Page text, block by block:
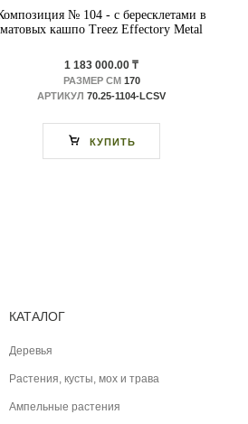
№ 104 - с бересклетами в
матовых кашпо Treez Effectory Metal
1 183 000.00 ₸
РАЗМЕР СМ170
АРТИКУЛ 70.25-1104-LСSV
КУПИТЬ
КАТАЛОГ
Деревья
Растения, кусты, мох и трава
Ампельные растения